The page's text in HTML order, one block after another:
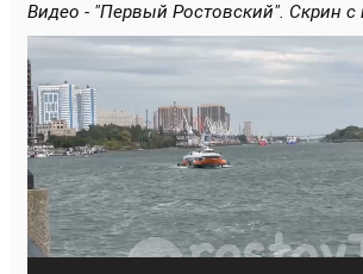
Видео - "Первый Ростовский". Скрин с
Видеоплеер